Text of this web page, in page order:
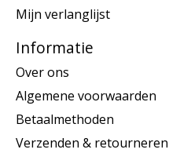
Mijn verlanglijst
Informatie
Over ons
Algemene voorwaarden
Betaalmethoden
Verzenden & retourneren